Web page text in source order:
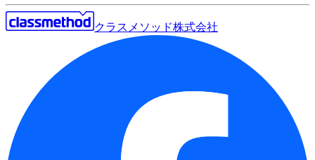
クラスメソッド株式会社